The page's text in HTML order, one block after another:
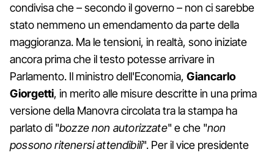
condivisa che – secondo il governo – non ci sarebbe
stato nemmeno un emendamento da parte della
maggioranza. Ma le tensioni, in realtà, sono iniziate
ancora prima che il testo potesse arrivare in
Parlamento. Il ministro dell'Economia, Giancarlo
Giorgetti, in merito alle misure descritte in una prima
versione della Manovra circolata tra la stampa ha
parlato di "bozze non autorizzate" e che "non
possono ritenersi attendibili". Per il vice presidente